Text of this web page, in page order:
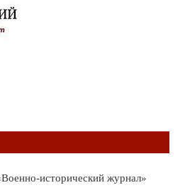
исторический журнал»